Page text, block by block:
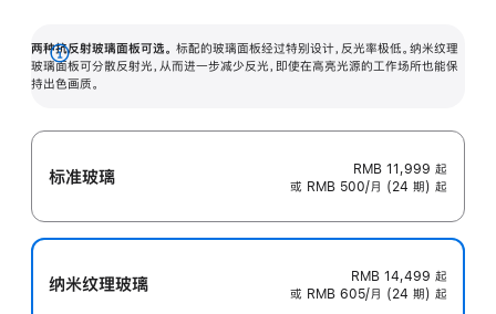
两种抗反射玻璃面板可选。 标配的玻璃面板经过特别设计，反光率极低。纳米纹理
玻璃面板可分散反射光，从而进一步减少反光，即使在高亮光源的工作场所也能保
持出色画质。
展
开
标准玻璃 RMB 11,999 起
或 RMB 500/月 (24 期) 起
纳米纹理玻璃 RMB 14,499 起
或 RMB 605/月 (24 期) 起